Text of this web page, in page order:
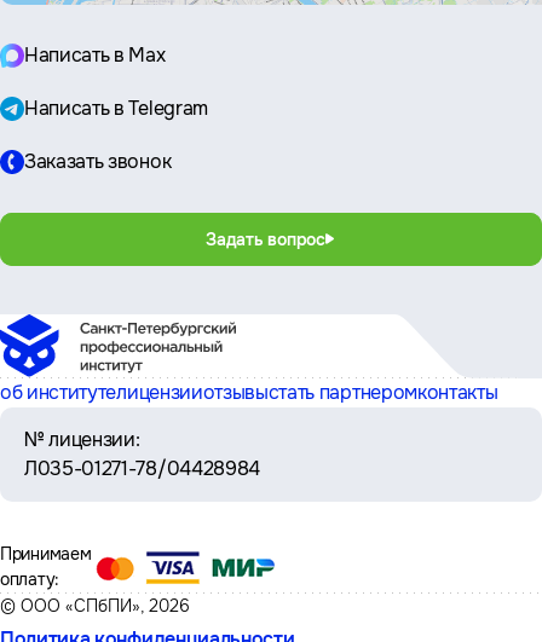
Написать в Max
Написать в Telegram
Заказать звонок
Задать вопрос
об институтелицензииотзывыстать партнеромконтакты
№ лицензии:
Л035-01271-78/04428984
© ООО «СПбПИ», 2026
Принимаем
оплату: